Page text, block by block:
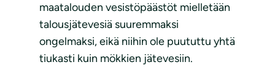
maatalouden vesistöpäästöt mielletään
talousjätevesiä suuremmaksi
ongelmaksi, eikä niihin ole puututtu yhtä
tiukasti kuin mökkien jätevesiin.